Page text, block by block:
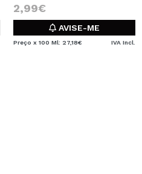
2,99€
AVISE-ME
Preço x 100 Ml: 27,18€ IVA Incl.